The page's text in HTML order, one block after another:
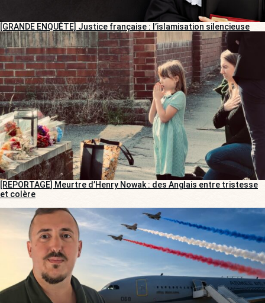
[GRANDE ENQUÊTE] Justice française : l’islamisation silencieuse
[REPORTAGE] Meurtre d’Henry Nowak : des Anglais entre tristesse
et colère